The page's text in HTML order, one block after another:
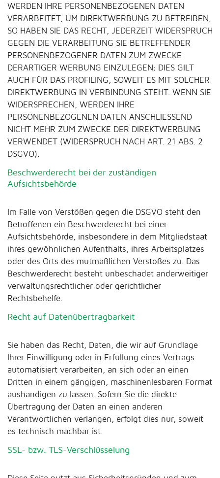
WERDEN IHRE PERSONENBEZOGENEN DATEN
VERARBEITET, UM DIREKTWERBUNG ZU BETREIBEN,
SO HABEN SIE DAS RECHT, JEDERZEIT WIDERSPRUCH
GEGEN DIE VERARBEITUNG SIE BETREFFENDER
PERSONENBEZOGENER DATEN ZUM ZWECKE
DERARTIGER WERBUNG EINZULEGEN; DIES GILT
AUCH FÜR DAS PROFILING, SOWEIT ES MIT SOLCHER
DIREKTWERBUNG IN VERBINDUNG STEHT. WENN SIE
WIDERSPRECHEN, WERDEN IHRE
PERSONENBEZOGENEN DATEN ANSCHLIESSEND
NICHT MEHR ZUM ZWECKE DER DIREKTWERBUNG
VERWENDET (WIDERSPRUCH NACH ART. 21 ABS. 2
DSGVO).
Beschwerderecht bei der zuständigen
Aufsichtsbehörde
Im Falle von Verstößen gegen die DSGVO steht den
Betroffenen ein Beschwerderecht bei einer
Aufsichtsbehörde, insbesondere in dem Mitgliedstaat
ihres gewöhnlichen Aufenthalts, ihres Arbeitsplatzes
oder des Orts des mutmaßlichen Verstoßes zu. Das
Beschwerderecht besteht unbeschadet anderweitiger
verwaltungsrechtlicher oder gerichtlicher
Rechtsbehelfe.
Recht auf Datenübertragbarkeit
Sie haben das Recht, Daten, die wir auf Grundlage
Ihrer Einwilligung oder in Erfüllung eines Vertrags
automatisiert verarbeiten, an sich oder an einen
Dritten in einem gängigen, maschinenlesbaren Format
aushändigen zu lassen. Sofern Sie die direkte
Übertragung der Daten an einen anderen
Verantwortlichen verlangen, erfolgt dies nur, soweit
es technisch machbar ist.
SSL- bzw. TLS-Verschlüsselung